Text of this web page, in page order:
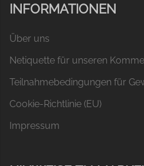
INFORMATIONEN
Über uns
Netiquette für unseren
Teilnahmebedingungen für
Cookie-Richtlinie (EU)
Impressum